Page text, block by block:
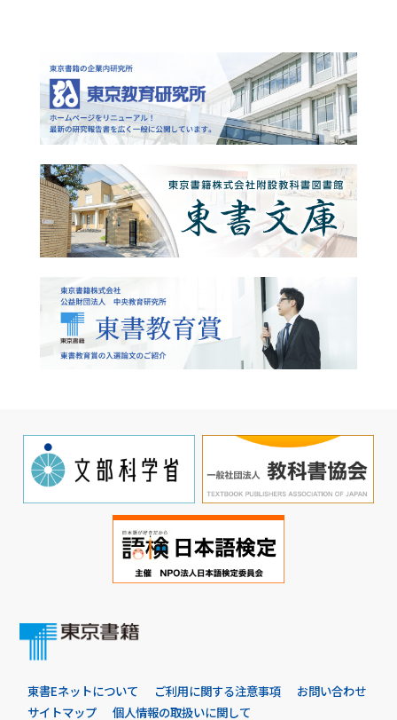
東書Eネットについて ご利用に関する注意事項
お問い合わせ
サイトマップ
個人情報の取扱いに関して